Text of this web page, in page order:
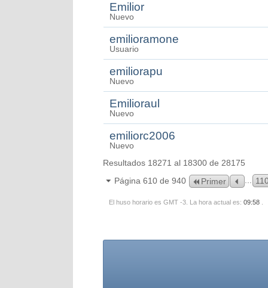
Emilior
Nuevo
emilioramone
Usuario
emiliorapu
Nuevo
Emilioraul
Nuevo
emiliorc2006
Nuevo
Resultados 18271 al 18300 de 28175
Página 610 de 940
Primer
El huso horario es GMT -3. La hora actual es: 09:58